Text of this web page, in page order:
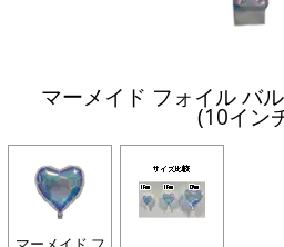
マーメイド フォイル バ
(10イン